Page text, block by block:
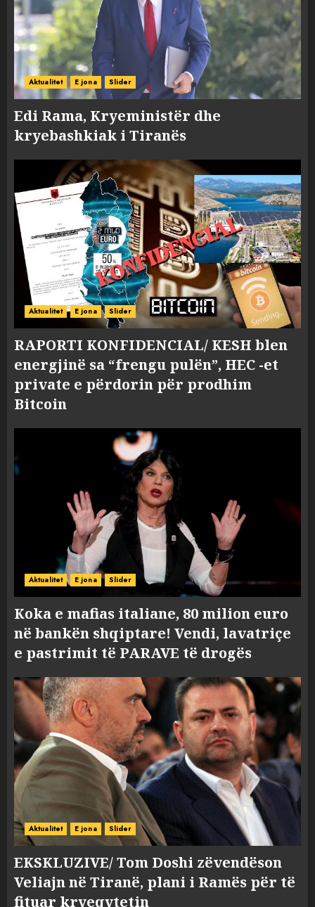
Aktualitet E jona Slider
Edi Rama, Kryeministër dhe
kryebashkiak i Tiranës
Aktualitet E jona Slider
RAPORTI KONFIDENCIAL/ KESH blen
energjinë sa “frengu pulën”, HEC -et
private e përdorin për prodhim
Bitcoin
Aktualitet E jona Slider
Koka e mafias italiane, 80 milion euro
në bankën shqiptare! Vendi, lavatriçe
e pastrimit të PARAVE të drogës
Aktualitet E jona Slider
EKSKLUZIVE/ Tom Doshi zëvendëson
Veliajn në Tiranë, plani i Ramës për të
fituar kryeqytetin